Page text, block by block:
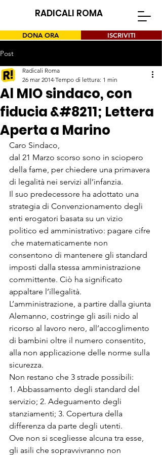
RADICALI ROMA
DONA ORA ISCRIVITI
Post
Al MIO sindaco, con
fiducia &#8211; Lettera
Aperta a Marino
Radicali Roma
26 mar 2014 Tempo di lettura: 1 min
Caro Sindaco,
dal 21 Marzo scorso sono in sciopero
della fame, per chiedere una primavera
di legalità nei servizi all’infanzia.
Il suo predecessore ha adottato una
strategia di Convenzionamento degli
enti erogatori basata su un vizio
politico ed amministrativo: pagare cifre
che matematicamente non
consentono di mantenere gli standard
imposti dalla stessa amministrazione
committente. Ciò ha significato
appaltare l’illegalità.
L’amministrazione, a partire dalla giunta
Alemanno, costringe gli asili nido al
ricorso al lavoro nero, all’accoglimento
di bambini oltre il numero consentito,
alla non applicazione delle norme sulla
sicurezza.
Non restano che 3 strade possibili:
1. Abbassamento degli standard del
servizio; 2. Adeguamento degli
stanziamenti; 3. Copertura della
differenza da parte degli utenti.
Ove non si scegliesse alcuna tra esse,
gli asili che sopravvivranno non